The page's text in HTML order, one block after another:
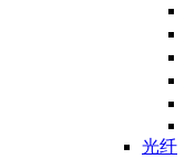
光纤